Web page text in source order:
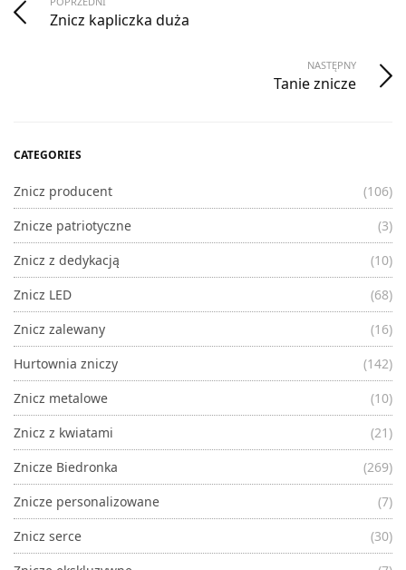
Znicz kapliczka duża
NASTĘPNY
Tanie znicze
CATEGORIES
Znicz producent
(106)
Znicze patriotyczne
(3)
Znicz z dedykacją
(10)
Znicz LED
(68)
Znicz zalewany
(16)
Hurtownia zniczy
(142)
Znicz metalowe
(10)
Znicz z kwiatami
(21)
Znicze Biedronka
(269)
Znicze personalizowane
(7)
Znicz serce
(30)